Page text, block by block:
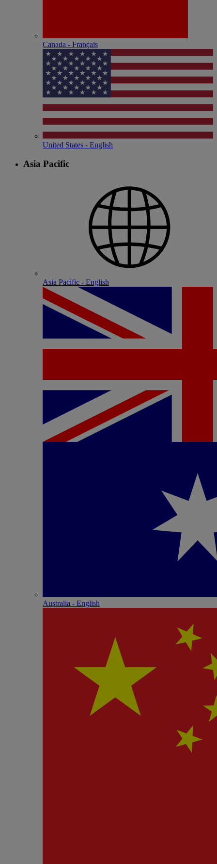
Canada - Français
United States - English
Asia Pacific
Asia Pacific - English
Australia - English